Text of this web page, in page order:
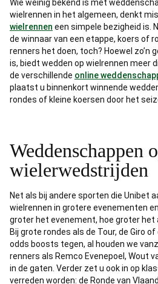
Wie weinig bekend is met
wielrennen in het algemeen, denkt
wielrennen een simpele bezigheid is.
de winnaar van een etappe, koers of
renners het doen, toch? Hoewel zo’n
is, biedt wedden op wielrennen meer
de verschillende online
plaatst u binnenkort winnende
rondes of kleine koersen door het
Weddenschappen
wielerwedstrijden
Net als bij andere sporten die Unibet
wielrennen in grotere evenementen
groter het evenement, hoe groter het
Bij grote rondes als de Tour, de Giro
odds boosts tegen, al houden we
renners als Remco Evenepoel, Wout
in de gaten. Verder zet u ook in op
verreden worden: de Ronde van